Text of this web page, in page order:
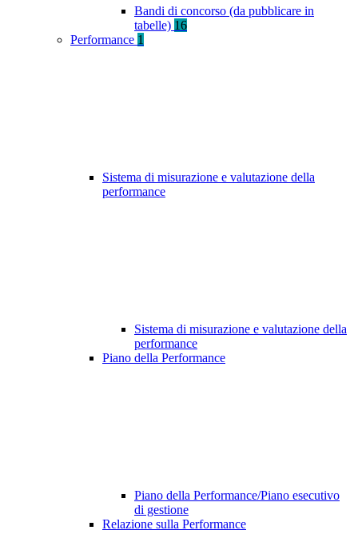
Bandi di concorso (da pubblicare in
tabelle) 16
Performance 1
Sistema di misurazione e valutazione della
performance
Sistema di misurazione e valutazione della
performance
Piano della Performance
Piano della Performance/Piano esecutivo
di gestione
Relazione sulla Performance